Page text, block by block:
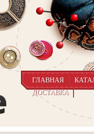
ГЛАВНАЯ
ДОСТАВКА